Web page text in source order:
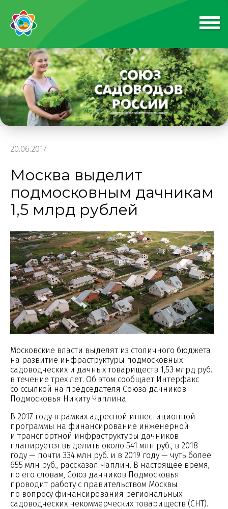
20.06.2017
Москва выделит
подмосковным дачникам
1,5 млрд рублей
Московские власти выделят из столичного бюджета
на развитие инфраструктуры подмосковных
садоводческих и дачных товариществ 1,53 млрд руб.
в течение трех лет. Об этом сообщает Интерфакс
со ссылкой на председателя Союза дачников
Подмосковья Никиту Чаплина.
В 2017 году в рамках адресной инвестиционной
программы на финансирование инженерной
и транспортной инфраструктуры дачников
планируется выделить около 541 млн руб., в 2018
году — почти 334 млн руб. и в 2019 году — чуть более
655 млн руб., рассказал Чаплин. В настоящее время,
по его словам, Союз дачников Подмосковья
проводит работу с правительством Москвы
по вопросу финансирования региональных
садоводческих некоммерческих товариществ (СНТ).